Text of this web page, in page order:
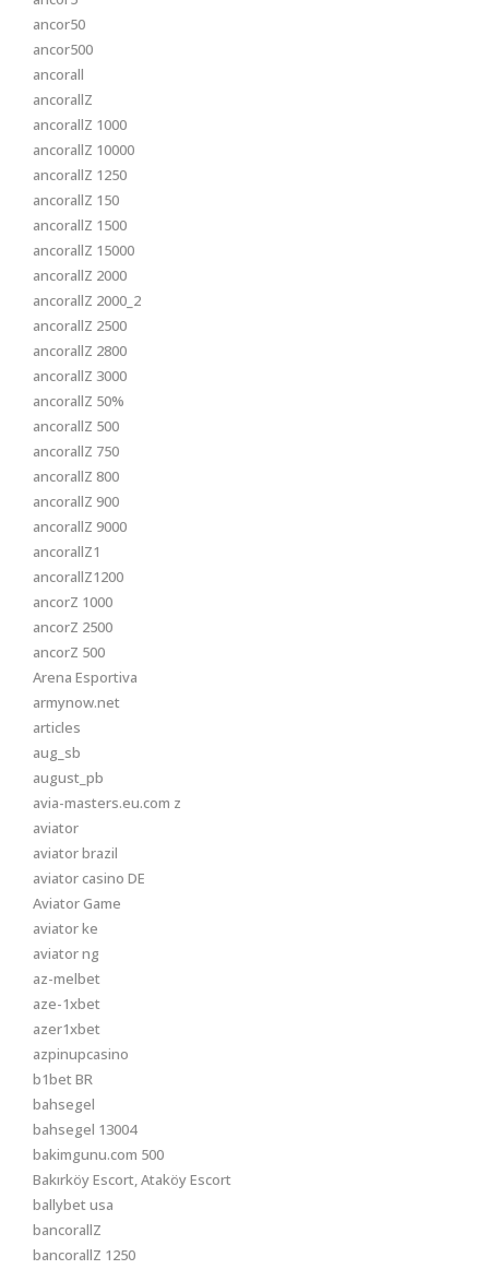
ancor50
ancor500
ancorall
ancorallZ
ancorallZ 1000
ancorallZ 10000
ancorallZ 1250
ancorallZ 150
ancorallZ 1500
ancorallZ 15000
ancorallZ 2000
ancorallZ 2000_2
ancorallZ 2500
ancorallZ 2800
ancorallZ 3000
ancorallZ 50%
ancorallZ 500
ancorallZ 750
ancorallZ 800
ancorallZ 900
ancorallZ 9000
ancorallZ1
ancorallZ1200
ancorZ 1000
ancorZ 2500
ancorZ 500
Arena Esportiva
armynow.net
articles
aug_sb
august_pb
avia-masters.eu.com z
aviator
aviator brazil
aviator casino DE
Aviator Game
aviator ke
aviator ng
az-melbet
aze-1xbet
azer1xbet
azpinupcasino
b1bet BR
bahsegel
bahsegel 13004
bakimgunu.com 500
Bakırköy Escort, Ataköy Escort
ballybet usa
bancorallZ
bancorallZ 1250